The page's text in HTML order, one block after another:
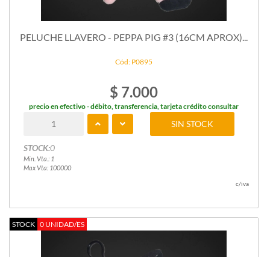
PELUCHE LLAVERO - PEPPA PIG #3 (16CM APROX)...
Cód: P0895
$ 7.000
precio en efectivo - débito, transferencia, tarjeta crédito consultar
STOCK:0
Min. Vta.: 1
Max Vta: 100000
SIN STOCK
c/iva
STOCK 0 UNIDAD/ES